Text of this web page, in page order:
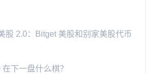
股 2.0：Bitget 美股和别家美股代币
下一盘什么棋？